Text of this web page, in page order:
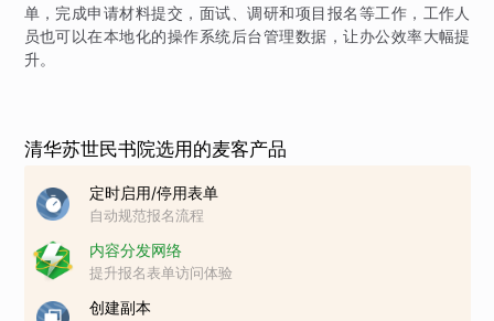
单，完成申请材料提交，面试、调研和项目报名等工作，工作人
员也可以在本地化的操作系统后台管理数据，让办公效率大幅提
升。
清华苏世民书院选用的麦客产品
定时启用/停用表单
自动规范报名流程
内容分发网络
提升报名表单访问体验
创建副本